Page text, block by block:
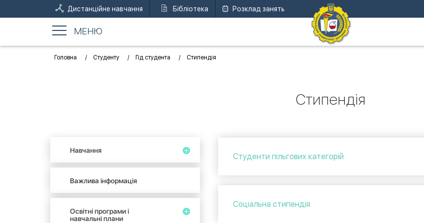
Дистанційне навчання Бібліотека Розклад занять
МЕНЮ
Головна Студенту Гід студента Стипендія
Стипендія
Навчання
Важлива інформація
Освітні програми і
навчальні плани
Студенти пільгових категорій
Соціальна стипендія